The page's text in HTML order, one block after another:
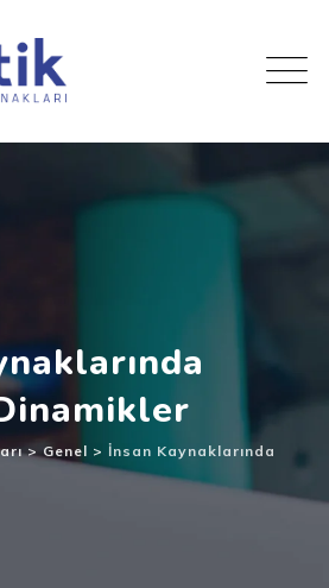
> Genel > İnsan Kaynaklarında